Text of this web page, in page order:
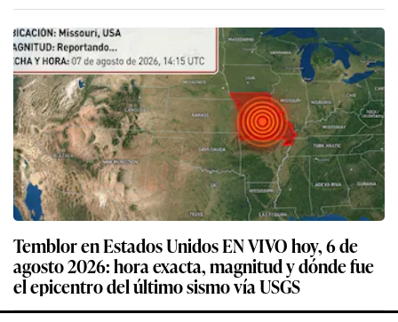
Temblor en Estados Unidos EN VIVO hoy, 6 de
agosto 2026: hora exacta, magnitud y dónde fue
el epicentro del último sismo vía USGS